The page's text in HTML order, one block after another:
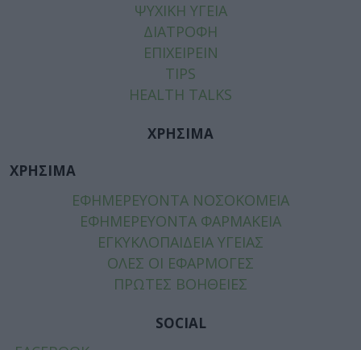
ΨΥΧΙΚΗ ΥΓΕΙΑ
ΔΙΑΤΡΟΦΗ
ΕΠΙΧΕΙΡΕΙΝ
TIPS
HEALTH TALKS
ΧΡΗΣΙΜΑ
ΧΡΗΣΙΜΑ
ΕΦΗΜΕΡΕΥΟΝΤΑ ΝΟΣΟΚΟΜΕΙΑ
ΕΦΗΜΕΡΕΥΟΝΤΑ ΦΑΡΜΑΚΕΙΑ
ΕΓΚΥΚΛΟΠΑΙΔΕΙΑ ΥΓΕΙΑΣ
ΟΛΕΣ ΟΙ ΕΦΑΡΜΟΓΕΣ
ΠΡΩΤΕΣ ΒΟΗΘΕΙΕΣ
SOCIAL